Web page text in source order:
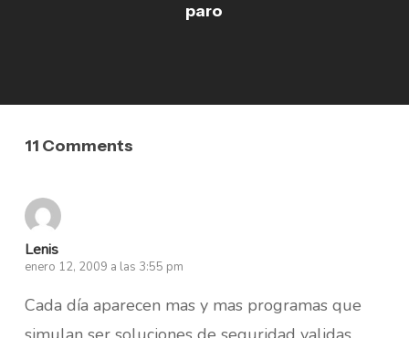
paro
11 Comments
Lenis
enero 12, 2009 a las 3:55 pm
Cada día aparecen mas y mas programas que